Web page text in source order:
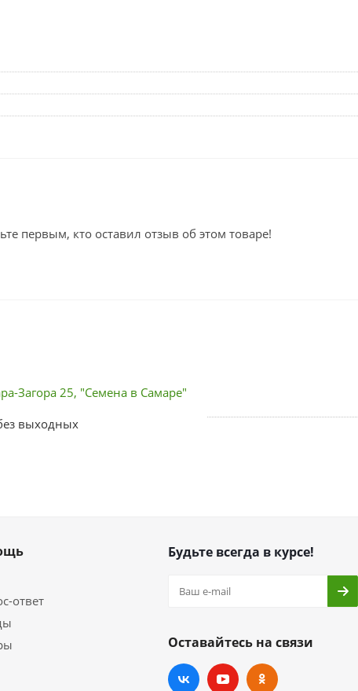
первым, кто оставил отзыв об этом товаре!
Загора 25, "Семена в Самаре"
выходных
ответ
Будьте всегда в курсе!
Оставайтесь на связи